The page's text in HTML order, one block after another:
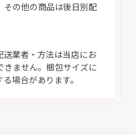
その他の商品は後日別配
送業者・方法は当店にお
きません。梱包サイズに
場合があります。